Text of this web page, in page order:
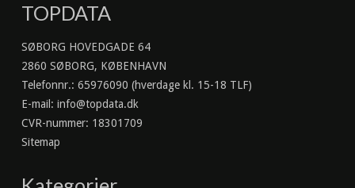
TOPDATA
SØBORG HOVEDGADE 64
2860 SØBORG, KØBENHAVN
Telefonnr.: 65976090 (hverdage kl. 15-18 TLF)
E-mail : info@topdata.dk
CVR-nummer: 18301709
Sitemap